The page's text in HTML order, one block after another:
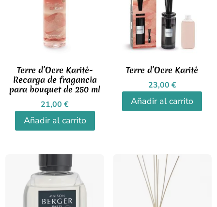
Terre d’Ocre Karité-
Recarga de fragancia
para bouquet de 250 ml
21,00€
Añadir al carrito
Terre d’Ocre Karité
23,00 €
Añadir al carrito